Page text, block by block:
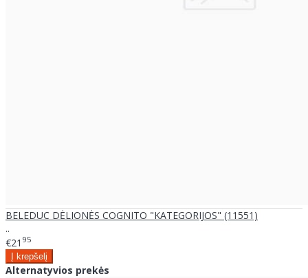
BELEDUC DĖLIONĖS COGNITO "KATEGORIJOS" (11551)
..
€21 95
Alternatyvios prekės